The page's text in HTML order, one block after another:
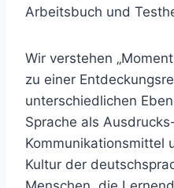
Arbeitsbuch und
Wir verstehen
zu einer
unterschiedlichen
Sprache als
Kommunikationsmittel
Kultur der